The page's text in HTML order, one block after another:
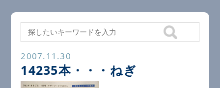
2007.11.30
14235本・・・ねぎ